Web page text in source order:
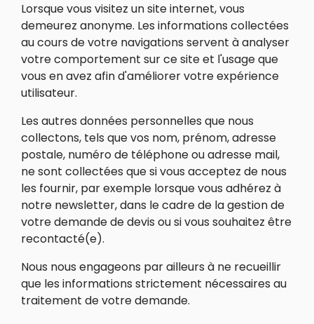
Lorsque vous visitez un site internet, vous
demeurez anonyme. Les informations collectées
au cours de votre navigations servent à analyser
votre comportement sur ce site et l'usage que
vous en avez afin d'améliorer votre expérience
utilisateur.
Les autres données personnelles que nous
collectons, tels que vos nom, prénom, adresse
postale, numéro de téléphone ou adresse mail,
ne sont collectées que si vous acceptez de nous
les fournir, par exemple lorsque vous adhérez à
notre newsletter, dans le cadre de la gestion de
votre demande de devis ou si vous souhaitez être
recontacté(e).
Nous nous engageons par ailleurs à ne recueillir
que les informations strictement nécessaires au
traitement de votre demande.